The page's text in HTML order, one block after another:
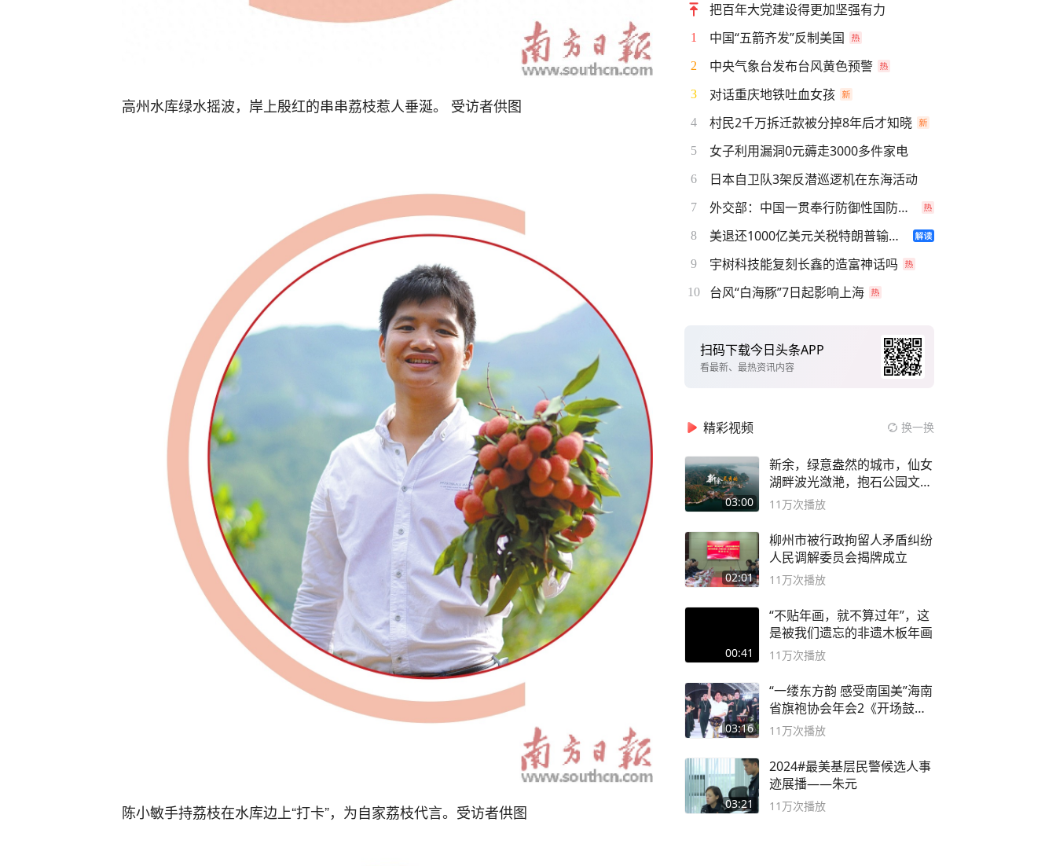
高州水库绿水摇波，岸上殷红的串串荔枝惹人垂涎。 受访者供图
陈小敏手持荔枝在水库边上“打卡”，为自家荔枝代言。受访者供图
把百年大党建设得更加坚强有力
1 中国“五箭齐发”反制美国
2 中央气象台发布台风黄色预警
3 对话重庆地铁吐血女孩
4 村民2千万拆迁款被分掉8年后才知晓
5 女子利用漏洞0元薅走3000多件家电
6 日本自卫队3架反潜巡逻机在东海活动
7 外交部：中国一贯奉行防御性国防政策
8 美退还1000亿美元关税特朗普输了吗
9 宇树科技能复刻长鑫的造富神话吗
10 台风“白海豚”7日起影响上海
扫码下载今日头条APP
看最新、最热资讯内容
精彩视频 换一换
03:00
新余，绿意盎然的城市，仙女
湖畔波光潋滟，抱石公园文化
深邃……
11万次播放
02:01
柳州市被行政拘留人矛盾纠纷
人民调解委员会揭牌成立
11万次播放
00:41
“不贴年画，就不算过年”，这
是被我们遗忘的非遗木板年画
11万次播放
03:16
“一缕东方韵 感受南国美”海南
省旗袍协会年会2《开场鼓》
二团
11万次播放
03:21
2024#最美基层民警候选人事
迹展播——朱元
11万次播放